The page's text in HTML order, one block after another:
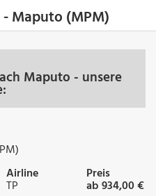
Maputo (MPM)
Maputo - unsere
Airline
TP
Preis
ab 934,00 €